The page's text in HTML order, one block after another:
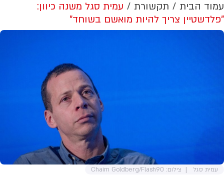
עמוד הבית תקשורת
עמית סגל משנה כיוון:
"פלדשטיין צריך להיות מואשם בשוחד"
עמית סגל צילום: Chaim Goldberg/Flash90